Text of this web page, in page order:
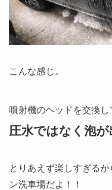
こんな感じ。
噴射機のヘッドを交換
圧水ではなく泡が
とりあえず楽しすぎる
ン洗車場だよ！！